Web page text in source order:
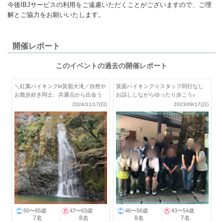
今後IBJサービスの利用をご遠慮いただくことがございますので、ご理
解とご協力をお願いいたします。
開催レポート
このイベントの過去の開催レポート
＼紅葉ハイキングin箕面大滝／自然や
お散歩好き同士、共通点から出会う
2024/11/17(日)
50〜65歳
7名
47〜63歳
8名
箕面ハイキング☆スタッフ同行なし
お話ししながらゆったり歩こう♪
2023/09/17(日)
46〜56歳
8名
43〜54歳
7名